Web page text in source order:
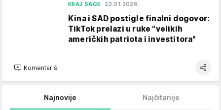
KRAJ SAGE 23.01.2026.
Kina i SAD postigle finalni dogovor:
TikTok prelazi u ruke "velikih
američkih patriota i investitora"
Komentariši
Najnovije Najčitanije